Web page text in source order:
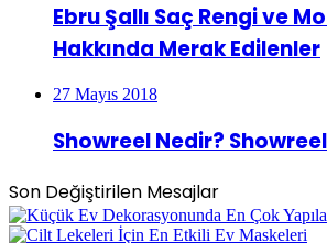
Ebru Şallı Saç Rengi ve
Hakkında Merak Edilenler
27 Mayıs 2018
Showreel Nedir?
Son Değiştirilen Mesajlar